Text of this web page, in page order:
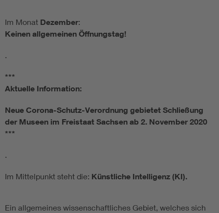
Im Monat Dezember:
Keinen allgemeinen Öffnungstag!
.
***
Aktuelle Information:
Neue Corona-Schutz-Verordnung gebietet Schließung
der Museen im Freistaat Sachsen ab 2. November 2020
***
.
Im Mittelpunkt steht die: Künstliche Intelligenz (KI).
Ein allgemeines wissenschaftliches Gebiet, welches sich